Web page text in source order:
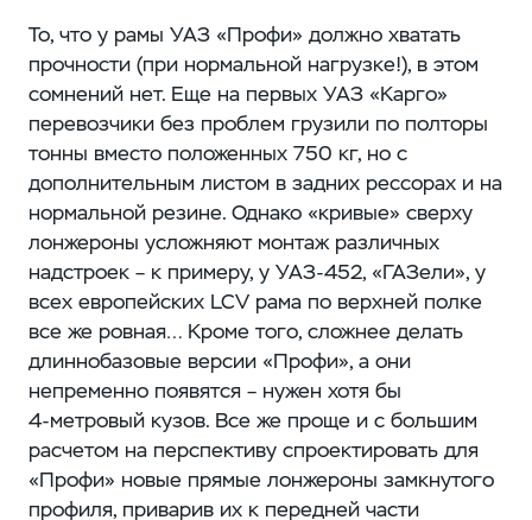
То, что у рамы УАЗ «Профи» должно хватать
прочности (при нормальной нагрузке!), в этом
сомнений нет. Еще на первых УАЗ «Карго»
перевозчики без проблем грузили по полторы
тонны вместо положенных 750 кг, но с
дополнительным листом в задних рессорах и на
нормальной резине. Однако «кривые» сверху
лонжероны усложняют монтаж различных
надстроек – ​к примеру, у УАЗ‑452, «ГАЗели», у
всех европейских LCV рама по верхней полке
все же ровная… Кроме того, сложнее делать
длиннобазовые версии «Профи», а они
непременно появятся – ​нужен хотя бы
4-метровый кузов. Все же проще и с большим
расчетом на перспективу спроектировать для
«Профи» новые прямые лонжероны замкнутого
профиля, приварив их к передней части